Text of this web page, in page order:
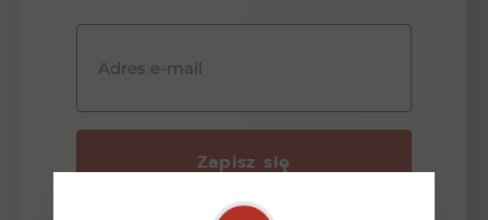
Adres e-mail
Zapisz się